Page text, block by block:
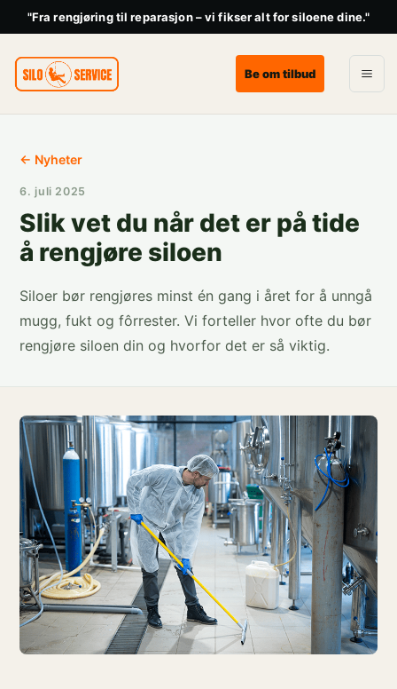
"Fra rengjøring til reparasjon – vi fikser alt for siloene dine."
Be om tilbud
← Nyheter
6. juli 2025
Slik vet du når det er på tide
å rengjøre siloen
Siloer bør rengjøres minst én gang i året for å unngå
mugg, fukt og fôrrester. Vi forteller hvor ofte du bør
rengjøre siloen din og hvorfor det er så viktig.